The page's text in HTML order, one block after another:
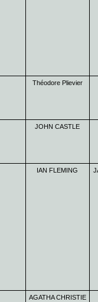
Théodore Plievier
JOHN CASTLE
IAN FLEMING
AGATHA CHRISTIE